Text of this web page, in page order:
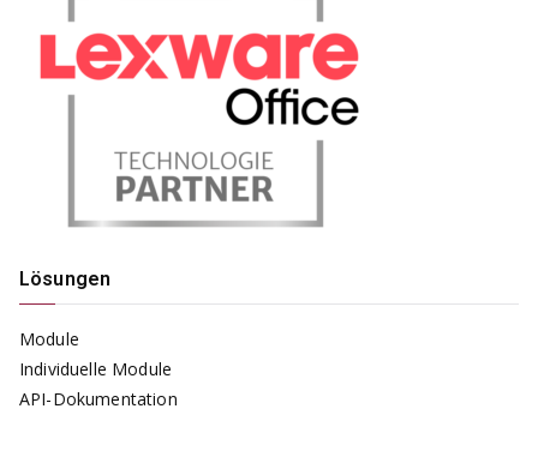
Lösungen
Module
Individuelle Module
API-Dokumentation